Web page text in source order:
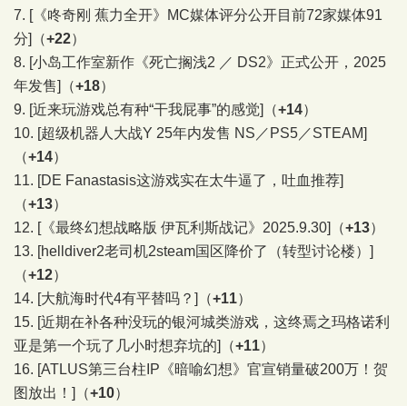
7. [《咚奇刚 蕉力全开》MC媒体评分公开目前72家媒体91
分]
（+22）
8. [小岛工作室新作《死亡搁浅2 ／ DS2》正式公开，2025
年发售]
（+18）
9. [近来玩游戏总有种“干我屁事”的感觉] （+14）
10. [超级机器人大战Y 25年内发售 NS／PS5／STEAM]
（+14）
11. [DE Fanastasis这游戏实在太牛逼了，吐血推荐]
（+13）
12. [《最终幻想战略版 伊瓦利斯战记》2025.9.30] （+13）
13. [helldiver2老司机2steam国区降价了（转型讨论楼）]
（+12）
14. [大航海时代4有平替吗？] （+11）
15. [近期在补各种没玩的银河城类游戏，这终焉之玛格诺利
亚是第一个玩了几小时想弃坑的]
（+11）
16. [ATLUS第三台柱IP《暗喻幻想》官宣销量破200万！贺
图放出！]
（+10）